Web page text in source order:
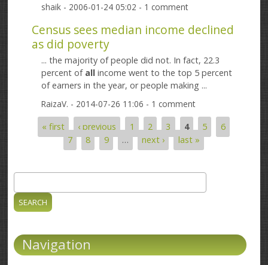
shaik - 2006-01-24 05:02 - 1 comment
Census sees median income declined
as did poverty
... the majority of people did not. In fact, 22.3
percent of all income went to the top 5 percent
of earners in the year, or people making ...
RaizaV. - 2014-07-26 11:06 - 1 comment
Pages
« first ‹ previous 1 2 3 4 5
6
7
8 9 … next › last »
Search form
Navigation